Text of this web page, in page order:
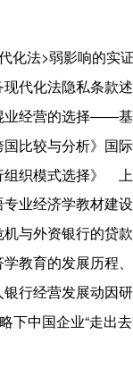
代化法>弱影响的
现代化法隐私条
业经营的选择――
国比较与分析》
组织模式选择》
专业经济学教材建
机与外资银行的
学教育的发展历程
银行经营发展动
略下中国企业“走